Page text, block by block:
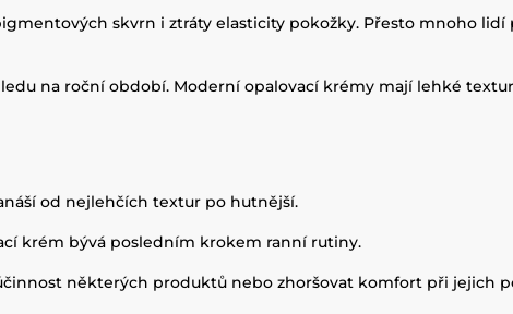
skvrn i ztráty elasticity pokožky. Přesto mnoho lidí
na roční období. Moderní opalovací krémy mají lehké
od nejlehčích textur po hutnější.
krém bývá posledním krokem ranní rutiny.
některých produktů nebo zhoršovat komfort při jejich